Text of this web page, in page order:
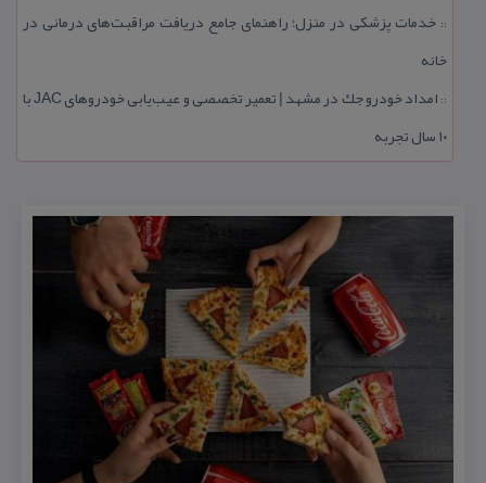
:: خدمات پزشكی در منزل؛ راهنمای جامع دریافت مراقبت‌های درمانی در
خانه
::
امداد خودرو جك در مشهد | تعمیر تخصصی و عیب‌یابی خودروهای JAC با
۱۰ سال تجربه